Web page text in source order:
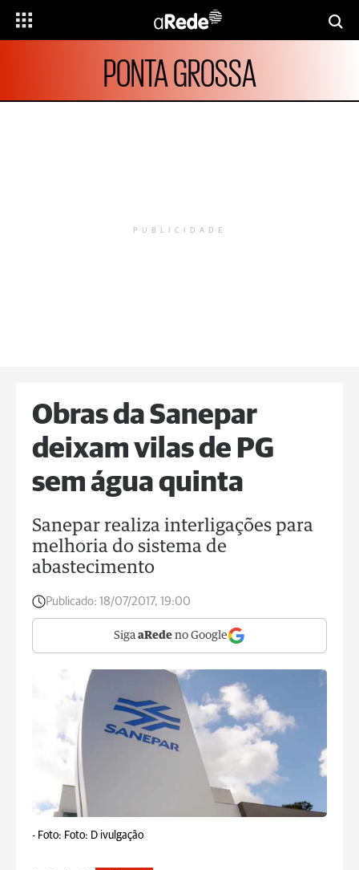
PONTA GROSSA
PUBLICIDADE
Obras da Sanepar
deixam vilas de PG
sem água quinta
Sanepar realiza interligações para
melhoria do sistema de
abastecimento
Publicado: 18/07/2017, 19:00
Siga aRede no Google
- Foto: Foto: D ivulgação